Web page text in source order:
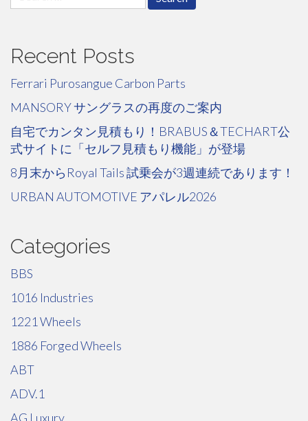
for:
Recent Posts
Ferrari Purosangue Carbon Parts
MANSORY サングラスの再度のご案内
自宅でカンタン見積もり！BRABUS＆TECHART公
式サイトに「セルフ見積もり機能」が登場
8月末からRoyal Tails 試乗会が3週連続であります！
URBAN AUTOMOTIVE アパレル2026
Categories
BBS
1016 Industries
1221 Wheels
1886 Forged Wheels
ABT
ADV.1
AG Luxury